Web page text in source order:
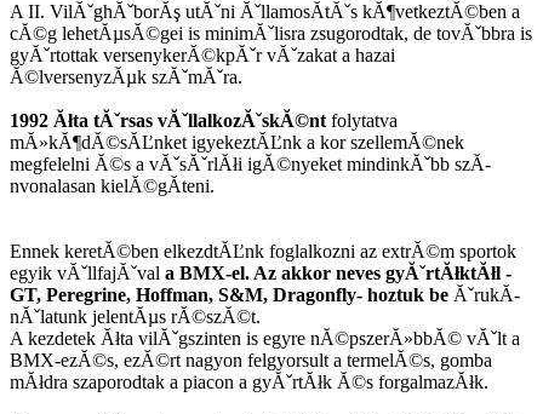
A II. VilĂˇghĂˇborĂş utĂˇni ĂˇllamosĂ­tĂˇs kĂ¶vetkeztĂ©ben a
cĂ©g lehetĂµsĂ©gei is minimĂˇlisra zsugorodtak, de tovĂˇbbra is
gyĂˇrtottak versenykerĂ©kpĂˇr vĂˇzakat a hazai
Ă©lversenyzĂµk szĂˇmĂˇra.
1992 Ăłta tĂˇrsas vĂˇllalkozĂˇskĂ©ntfolytatva
mĂ»kĂ¶dĂ©sĂĽnket igyekeztĂĽnk a kor szellemĂ©nek
megfelelni Ă©s a vĂˇsĂˇrlĂłi igĂ©nyeket mindinkĂˇbb szĂ­
nvonalasan kielĂ©gĂ­teni.
Ennek keretĂ©ben elkezdtĂĽnk foglalkozni az extrĂ©m sportok
egyik vĂˇllfajĂˇval a BMX-el. Az akkor neves gyĂˇrtĂłktĂłl -
GT, Peregrine, Hoffman, S&M, Dragonfly- hoztuk be ĂˇrukĂ­
nĂˇlatunk jelentĂµs rĂ©szĂ©t.
A kezdetek Ăłta vilĂˇgszinten is egyre nĂ©pszerĂ»bbĂ© vĂˇlt a
BMX-ezĂ©s, ezĂ©rt nagyon felgyorsult a termelĂ©s, gomba
mĂłdra szaporodtak a piacon a gyĂˇrtĂłk Ă©s forgalmazĂłk.